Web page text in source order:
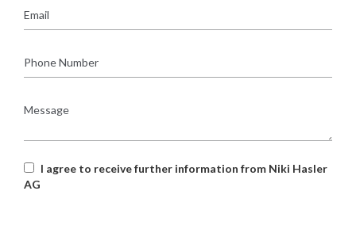
Number
I agree to receive further information from Niki Hasler
AG